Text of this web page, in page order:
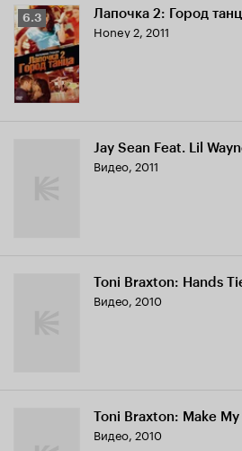
Рейтинг
Кинопоиска
6.3
6.3 Лапочка 2: Город
Honey 2, 2011
Jay Sean Feat. Lil
Видео, 2011
Toni Braxton: Hands
Видео, 2010
Toni Braxton: Make
Видео, 2010